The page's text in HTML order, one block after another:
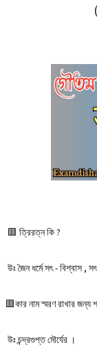
🟥 ত্রিরত্ন কি ?
উঃ জৈন ধর্মে সৎ - বিশ্বাস
🟥কার নাম স্মরণ রাখার জন্য
উঃ চন্দ্রগুপ্ত মৌর্যের ।